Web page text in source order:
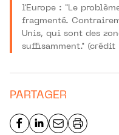
l'Europe : "Le
fragmenté.
Unis, qui sont des
suffisamment."
PARTAGER